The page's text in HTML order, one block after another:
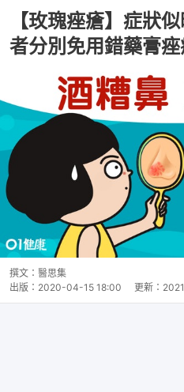
【玫瑰痤瘡】症狀
者分別免用錯藥膏
撰文： 醫思集
出版： 2020-04-15 18:00 更新：